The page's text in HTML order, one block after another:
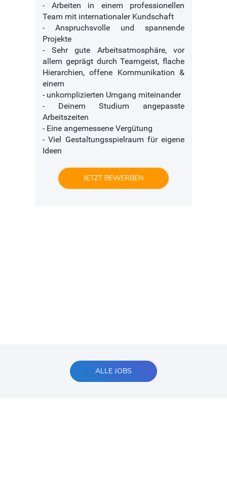
- Arbeiten in einem professionellen
Team mit internationaler Kundschaft
- Anspruchsvolle und spannende
Projekte
- Sehr gute Arbeitsatmosphäre, vor
allem geprägt durch Teamgeist, flache
Hierarchien, offene Kommunikation &
einem
- unkomplizierten Umgang miteinander
- Deinem Studium angepasste
Arbeitszeiten
- Eine angemessene Vergütung
- Viel Gestaltungsspielraum für eigene
Ideen
JETZT BEWERBEN
ALLE JOBS